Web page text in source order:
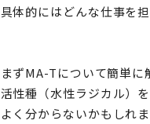
具体的にはどんな仕事を
まずMA-Tについて簡単
活性種（水性ラジカル）
よく分からないかもしれ